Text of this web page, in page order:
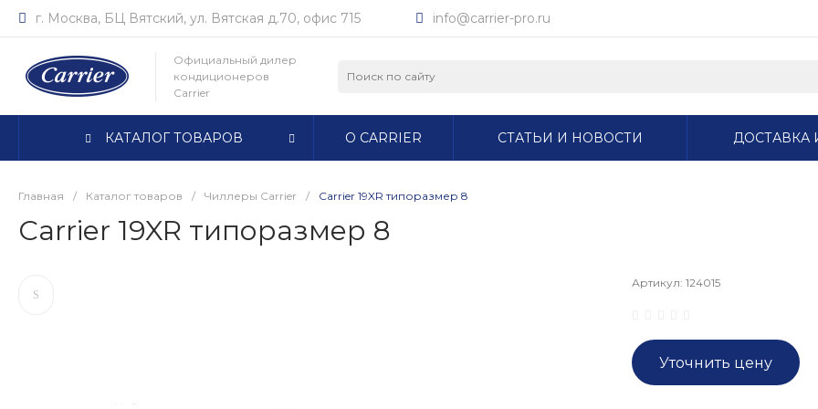
г. Москва, БЦ Вятский, ул. Вятская д.70, офис 715 info@carrier-pro.ru
Официальный дилер
кондиционеров
Carrier
КАТАЛОГ ТОВАРОВ О CARRIER СТАТЬИ И НОВОСТИ ДОСТАВКА
Главная / Каталог товаров / Чиллеры Carrier / Carrier 19XR типоразмер 8
Carrier 19XR типоразмер 8
Артикул: 124015
Уточнить цену